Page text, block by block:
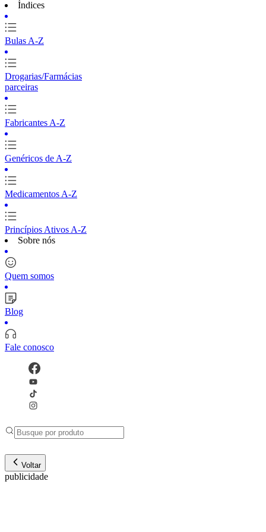
Índices
Bulas A-Z
Drogarias/Farmácias
parceiras
Fabricantes A-Z
Genéricos de A-Z
Medicamentos A-Z
Princípios Ativos A-Z
Sobre nós
Quem somos
Blog
Fale conosco
Voltar
publicidade